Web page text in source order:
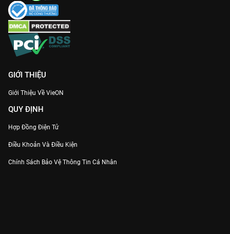
GIỚI THIỆU
Giới Thiệu Về VieON
QUY ĐỊNH
Hợp Đồng Điện Tử
Điều Khoản Và Điều Kiện
Chính Sách Bảo Vệ Thông Tin Cá Nhân